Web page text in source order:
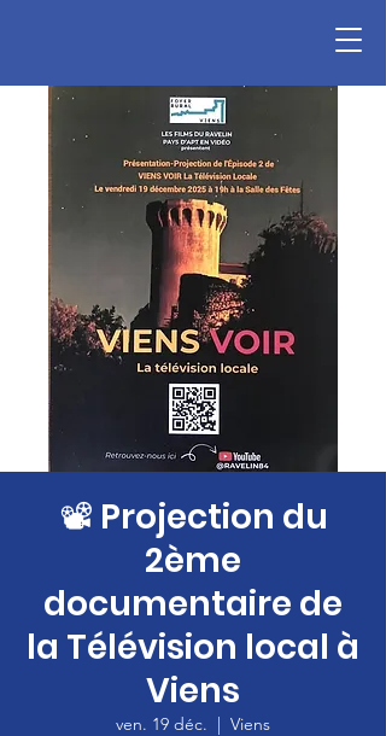
📽 Projection du
2ème
documentaire de
la Télévision local à
Viens
ven. 19 déc.
  |
Viens